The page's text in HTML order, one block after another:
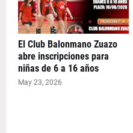
El Club Balonmano Zuazo
abre inscripciones para
niñas de 6 a 16 años
May 23, 2026